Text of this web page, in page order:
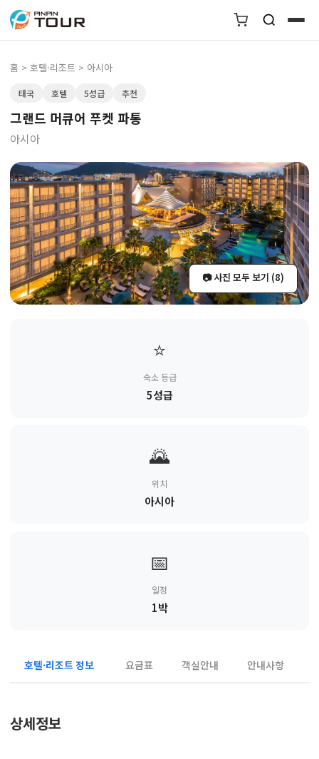
홈 > 호텔·리조트 > 아시아
태국 호텔 5성급 추천
그랜드 머큐어 푸켓 파통
아시아
📷 사진 모두 보기 (8)
⭐
숙소 등급
5성급
🌄
위치
아시아
📅
일정
1박
호텔·리조트 정보 요금표 객실안내 안내사항
상세정보